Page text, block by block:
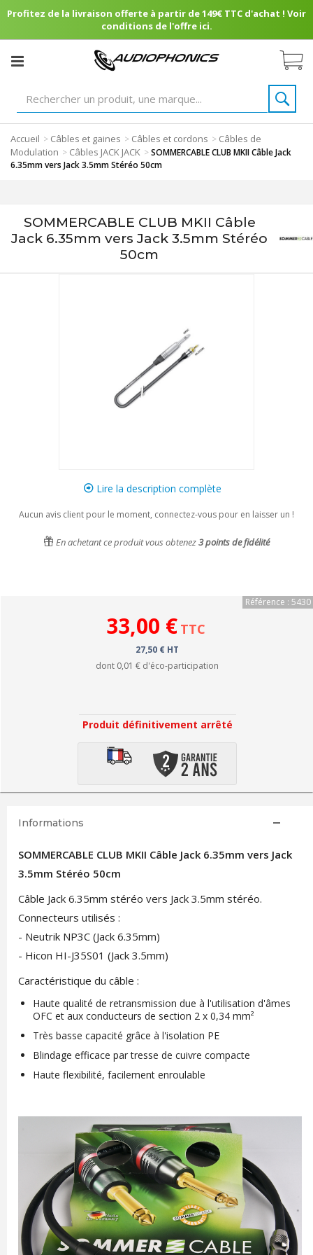
Profitez de la livraison offerte à partir de 149€ TTC d'achat ! Voir
conditions de l'offre ici.
Accueil > Câbles et gaines > Câbles et cordons > Câbles de
Modulation > Câbles JACK JACK >SOMMERCABLE CLUB MKII Câble Jack
6.35mm vers Jack 3.5mm Stéréo 50cm
SOMMERCABLE CLUB MKII Câble
Jack 6.35mm vers Jack 3.5mm Stéréo
50cm
Lire la description complète
Aucun avis client pour le moment, connectez-vous pour en laisser un !
En achetant ce produit vous obtenez3points de fidélité
Référence : 5430
33,00 € TTC
27,50 € HT
dont 0,01 € d'éco-participation
Produit définitivement arrêté
Informations
SOMMERCABLE CLUB MKII Câble Jack 6.35mm vers Jack
3.5mm Stéréo 50cm
Câble Jack 6.35mm stéréo vers Jack 3.5mm stéréo.
Connecteurs utilisés :
- Neutrik NP3C (Jack 6.35mm)
- Hicon HI-J35S01 (Jack 3.5mm)
Caractéristique du câble :
Haute qualité de retransmission due à l'utilisation d'âmes
OFC et aux conducteurs de section 2 x 0,34 mm²
Très basse capacité grâce à l'isolation PE
Blindage efficace par tresse de cuivre compacte
Haute flexibilité, facilement enroulable